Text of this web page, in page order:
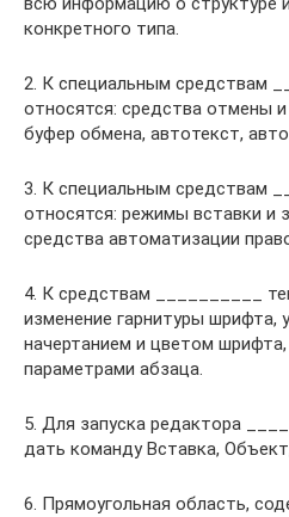
конкретного типа.
2. К специальным средствам
относятся: средства отмены
буфер обмена, автотекст,
3. К специальным средствам
относятся: режимы вставки и
средства автоматизации
4. К средствам __________
изменение гарнитуры шрифта,
начертанием и цветом
параметрами абзаца.
5. Для запуска редактора
дать команду Вставка,
6. Прямоугольная область,